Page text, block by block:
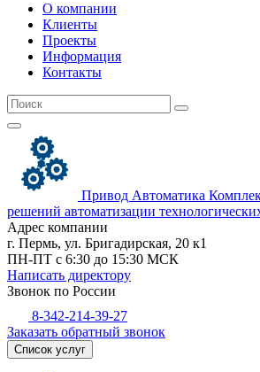
О компании
Клиенты
Проекты
Информация
Контакты
Привод Автоматика
решений автоматизации
Адрес компании
г. Пермь, ул. Бригадирская, 20 к1
ПН-ПТ с 6:30 до 15:30 МСК
Написать директору
Звонок по России
8-342-214-39-27
Заказать обратный звонок
Список услуг